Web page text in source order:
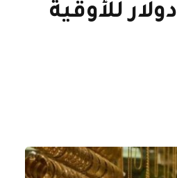
أزمة “غرينلاند” ترفع الذهب فوق 4800 دولار للأوقية